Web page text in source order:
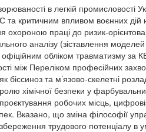
в легкій промисловості
та критичним впливом воєнних
праці до ризик-
аналізу (зіставлення
офіційним обліком травматизму за
між Переліком професійних
та м’язово-скелетні
хімічної безпеки у
робочих місць,
Вказано, що зміна філософії
трудового потенціалу в